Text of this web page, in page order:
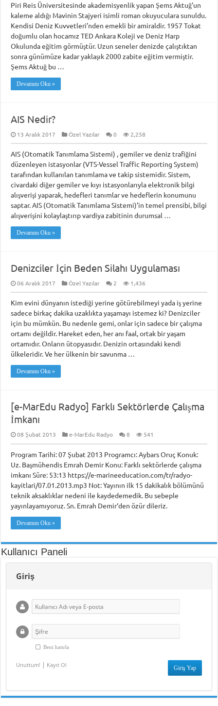
Piri Reis Üniversitesinde akademisyenlik yapan Şems Aktuğ’un
kaleme aldığı Mavinin Stajyeri isimli roman okuyuculara sunuldu.
Kendisi Deniz Kuvvetleri’nden emekli bir amiraldir. 1957 Tokat
doğumlu olan hocamız TED Ankara Koleji ve Deniz Harp
Okulunda eğitim görmüştür. Uzun seneler denizde çalıştıktan
sonra günümüze kadar yaklaşık 2000 zabite eğitim vermiştir.
Şems Aktuğ bu …
Devamını Oku »
AIS Nedir?
13 Aralık 2017 Özel Yazılar 0 2,258
AIS (Otomatik Tanımlama Sistemi) , gemiler ve deniz trafiğini
düzenleyen istasyonlar (VTS-Vessel Traffic Reporting System)
tarafından kullanılan tanımlama ve takip sistemidir. Sistem,
civardaki diğer gemiler ve kıyı istasyonlarıyla elektronik bilgi
alışverişi yaparak, hedefleri tanımlar ve hedeflerin konumunu
saptar. AIS (Otomatik Tanımlama Sistemi)’in temel prensibi, bilgi
alışverişini kolaylaştırıp vardiya zabitinin durumsal …
Devamını Oku »
Denizciler İçin Beden Silahı Uygulaması
06 Aralık 2017 Özel Yazılar 2 1,436
Kim evini dünyanın istediği yerine götürebilmeyi yada iş yerine
sadece birkaç dakika uzaklıkta yaşamayı istemez ki? Denizciler
için bu mümkün. Bu nedenle gemi, onlar için sadece bir çalışma
ortamı değildir. Hareket eden, her anı faal, ortak bir yaşam
ortamıdır. Onların ütopyasıdır. Denizin ortasındaki kendi
ülkeleridir. Ve her ülkenin bir savunma …
Devamını Oku »
[e-MarEdu Radyo] Farklı Sektörlerde Çalışma
İmkanı
08 Şubat 2013 e-MarEdu Radyo 8 541
Program Tarihi: 07 Şubat 2013 Programcı: Aybars Oruç Konuk:
Uz. Başmühendis Emrah Demir Konu: Farklı sektörlerde çalışma
imkanı Süre: 53:13 https://e-marineeducation.com/tr/radyo-
kayitlari/07.01.2013.mp3 Not: Yayının ilk 15 dakikalık bölümünü
teknik aksaklıklar nedeni ile kaydedemedik. Bu sebeple
yayınlayamıyoruz. Sn. Emrah Demir‘den özür dileriz.
Devamını Oku »
Kullanıcı Paneli
Giriş
Beni hatırla
Unuttum! | Kayıt Ol